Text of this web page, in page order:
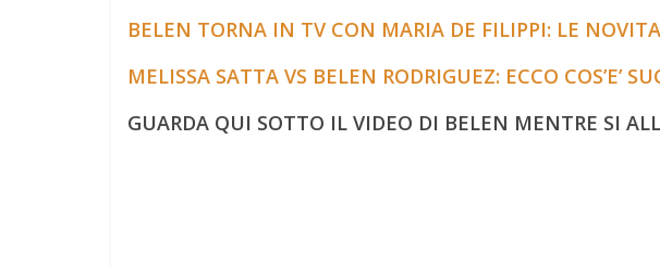
BELEN TORNA IN TV CON MARIA DE FILIPPI: LE
MELISSA SATTA VS BELEN RODRIGUEZ: ECCO COS’E’
GUARDA QUI SOTTO IL VIDEO DI BELEN MENTRE SI